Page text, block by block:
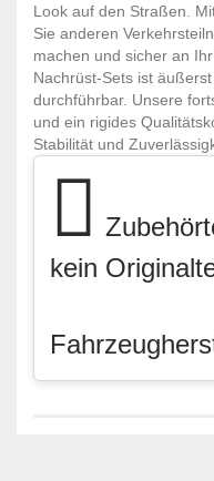
Look auf den Straßen.
Sie anderen
machen und sicher an
Nachrüst-Sets ist
durchführbar. Unsere
und ein rigides
Stabilität und
kein